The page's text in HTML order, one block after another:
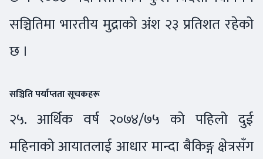
सञ्चितिमा भारतीय मुद्राको अंश २३ प्रतिशत रहेको
छ ।
सञ्चिति पर्याप्तता सूचकहरू
२५. आर्थिक वर्ष २०७४/७५ को पहिलो दुई
महिनाको आयातलाई आधार मान्दा बैकिङ्ग क्षेत्रसँग